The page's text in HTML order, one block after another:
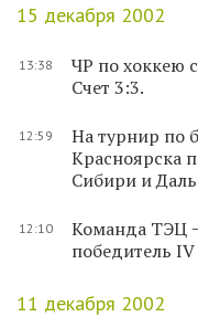
15 декабря 2002
13:38
ЧР по хоккею
Счет 3:3.
12:59
На турнир по
Красноярска
Сибири и
12:10
Команда ТЭЦ
победитель
11 декабря 2002